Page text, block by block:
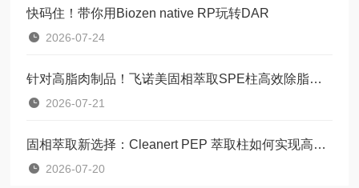
快码住！带你用Biozen native RP玩转DAR
2026-07-24
针对高脂肉制品！飞诺美固相萃取SPE柱高效除脂净化方案
2026-07-21
固相萃取新选择：Cleanert PEP 萃取柱如何实现高效样品前处理?
2026-07-20